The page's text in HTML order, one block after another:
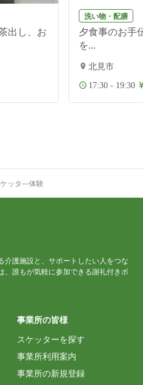
出し、お
洗い物・配膳
夕食事のお手
を...
北見市
17:30 - 19:30
ッタ―体験
介護施設と、サポートしたい人をつな
、誰もが気軽に参加できる謝礼付きボ
事業所の皆様
スケッターを探す
事業所利用案内
事業所の新規登録